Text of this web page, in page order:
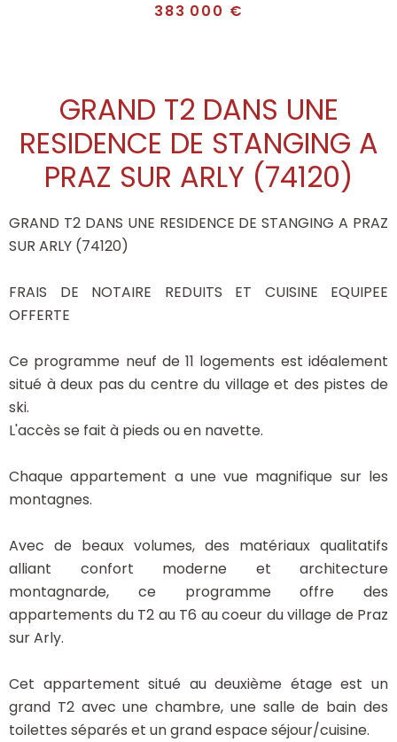
383 000 €
GRAND T2 DANS UNE
RESIDENCE DE STANGING A
PRAZ SUR ARLY (74120)
GRAND T2 DANS UNE RESIDENCE DE STANGING A PRAZ
SUR ARLY (74120)
FRAIS DE NOTAIRE REDUITS ET CUISINE EQUIPEE
OFFERTE
Ce programme neuf de 11 logements est idéalement
situé à deux pas du centre du village et des pistes de
ski.
L'accès se fait à pieds ou en navette.
Chaque appartement a une vue magnifique sur les
montagnes.
Avec de beaux volumes, des matériaux qualitatifs
alliant confort moderne et architecture
montagnarde, ce programme offre des
appartements du T2 au T6 au coeur du village de Praz
sur Arly.
Cet appartement situé au deuxième étage est un
grand T2 avec une chambre, une salle de bain des
toilettes séparés et un grand espace séjour/cuisine.